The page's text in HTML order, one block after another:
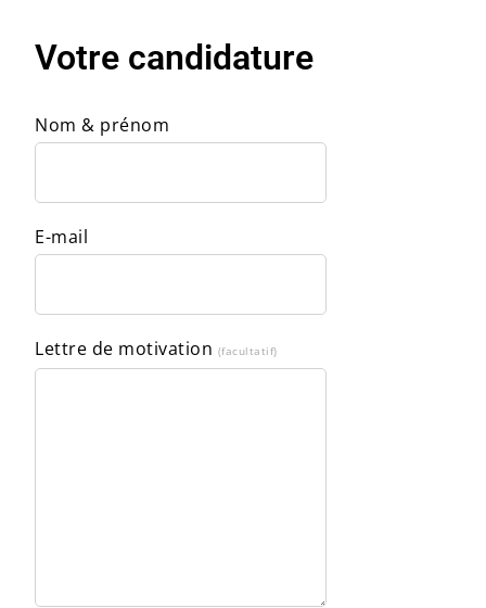
Votre candidature
Nom & prénom
E-mail
Lettre de motivation (facultatif)